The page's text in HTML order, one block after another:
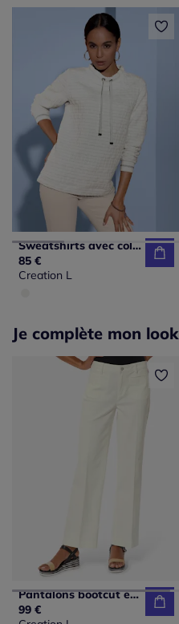
Sweatshirts avec col montant et fentes latérales décoratifs
85 €
Creation L
Je complète mon look
Pantalons bootcut en coton doux avec poches pratiques
99 €